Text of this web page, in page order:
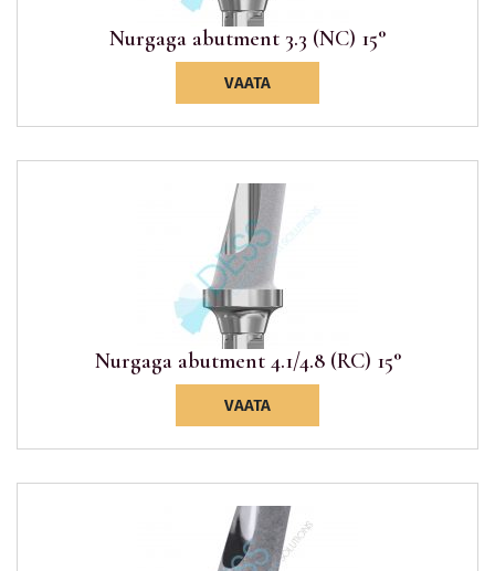
Nurgaga abutment 3.3 (NC) 15°
VAATA
Nurgaga abutment 4.1/4.8 (RC) 15°
VAATA